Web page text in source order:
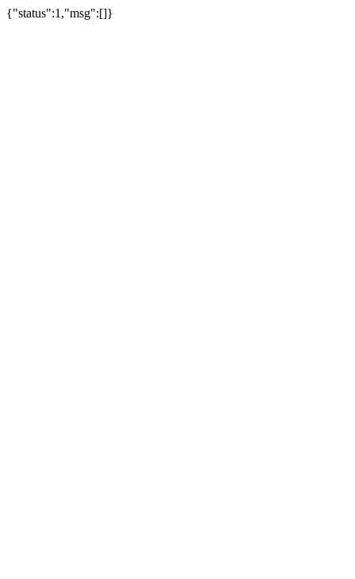
{"status":1,"msg":[]}